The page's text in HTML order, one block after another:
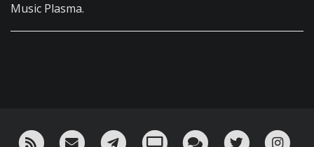
Music Plasma.
RSS ¡Mándame un email!¡Nuestro canal en Telegram!
Oink! TV Charla con nosotros
Twitter